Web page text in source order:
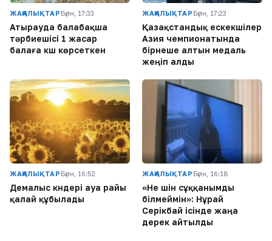
ЖАҢАЛЫҚТАР Бүгін, 17:33
Атырауда балабақша
тәрбиешісі 1 жасар
балаға күш көрсеткен
ЖАҢАЛЫҚТАР Бүгін, 17:23
Қазақстандық ескекшілер
Азия чемпионатында
бірнеше алтын медаль
жеңіп алды
ЖАҢАЛЫҚТАР Бүгін, 16:52
Демалыс күндері ауа райы
қалай құбылады
ЖАҢАЛЫҚТАР Бүгін, 16:18
«Не үшін сұққанымды
білмеймін»: Нұрай
Серікбай ісінде жаңа
дерек айтылды